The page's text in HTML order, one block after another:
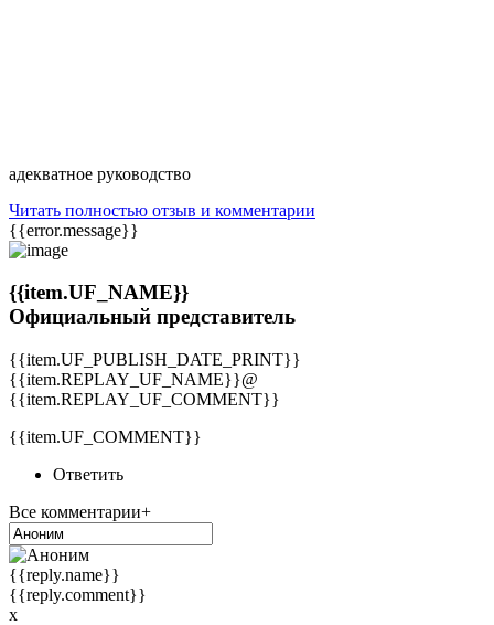
адекватное руководство
Читать полностью отзыв и комментарии
{{error.message}}
{{item.UF_NAME}}
Официальный представитель
{{item.UF_PUBLISH_DATE_PRINT}}
{{item.REPLAY_UF_NAME}}@
{{item.REPLAY_UF_COMMENT}}
{{item.UF_COMMENT}}
Ответить
Все комментарии+
{{reply.name}}
{{reply.comment}}
x